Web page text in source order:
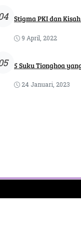
Stigma PKI dan
9 April, 2022
5 Suku Tionghoa
24 Januari, 2023